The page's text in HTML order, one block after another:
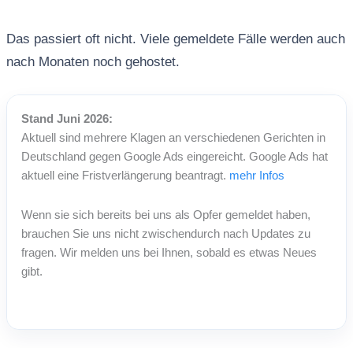
Das passiert oft nicht. Viele gemeldete Fälle werden auch
nach Monaten noch gehostet.